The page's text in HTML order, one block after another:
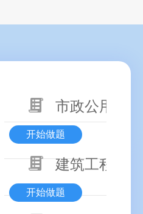
市政公用工
开始做题
建筑工程技术
开始做题